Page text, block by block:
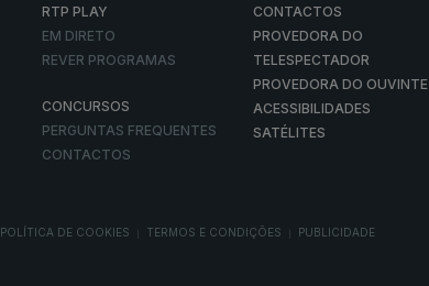
RTP PLAY
EM DIRETO
REVER PROGRAMAS
CONCURSOS
PERGUNTAS FREQUENTES
CONTACTOS
CONTACTOS
PROVEDORA DO
TELESPECTADOR
PROVEDORA DO OUVINTE
ACESSIBILIDADES
SATÉLITES
POLÍTICA DE COOKIES TERMOS E CONDIÇÕES PUBLICIDADE